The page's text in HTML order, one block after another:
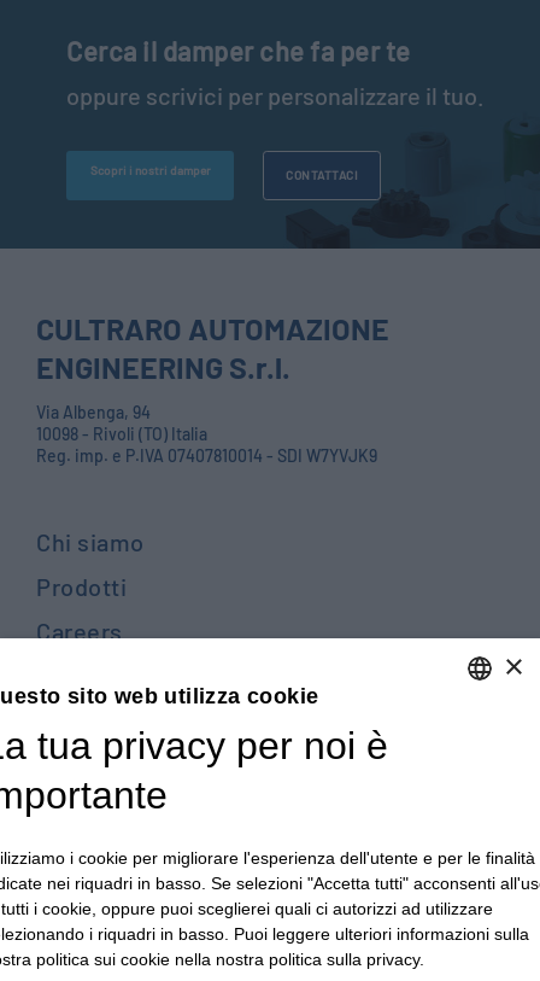
Cerca il damper che fa per te
oppure scrivici per personalizzare il tuo.
Scopri i nostri damper CONTATTACI
CULTRARO AUTOMAZIONE
ENGINEERING S.r.l.
Via Albenga, 94
10098 - Rivoli (TO) Italia
Reg. imp. e P.IVA 07407810014 - SDI W7YVJK9
Chi siamo
Prodotti
Careers
PRIVACY POLICY E COOKIES
TERMINI E CONDIZIONI GENERALI DI VENDITA
TERMINI E CONDIZIONI GENERALI DI ACQUISTO
PRIVACY DIPENDENTI - PRIVACY CLIENTI E FORNITORI
CONDIZIONI GENERALI PER LA REALIZZAZIONE DI
ATTREZZATURE
FRENCH
GERMAN
ZH
×
sito web utilizza cookie
tua privacy per noi è
i cookie per migliorare l'esperienza dell'utente e per le finalità
nei riquadri in basso. Se selezioni "Accetta tutti" acconsenti
i cookie, oppure puoi sceglierei quali ci autorizzi ad utilizzare
i riquadri in basso. Puoi leggere ulteriori informazioni sulla
politica sui cookie nella nostra politica sulla privacy.